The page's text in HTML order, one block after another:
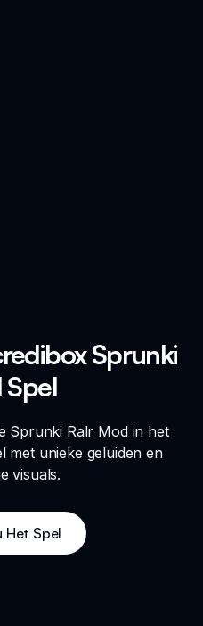
Sprunki
Spel
Sprunki Ralr Mod in het
met unieke geluiden en
visuals.
Het Spel